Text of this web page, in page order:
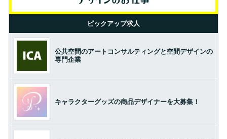
ピックアップ求人
公共空間のアートコンサルティングと空間デザインの
専門企業
キャラクターグッズの商品デザイナーを大募集！